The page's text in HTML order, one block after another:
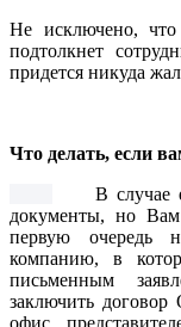
Не исключено, что
подтолкнет
придется никуда
Что делать, если
В случае
документы, но
первую очередь
компанию, в
письменным
заключить
офис